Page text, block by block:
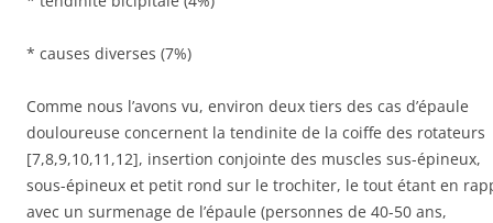
* causes diverses (7%)
Comme nous l’avons vu, environ deux tiers des cas d’épaule
douloureuse concernent la tendinite de la coiffe des rotateurs
[7,8,9,10,11,12], insertion conjointe des muscles sus-épineux,
sous-épineux et petit rond sur le trochiter, le tout étant en
avec un surmenage de l’épaule (personnes de 40-50 ans,